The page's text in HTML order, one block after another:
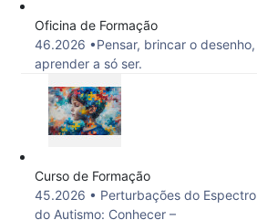
Oficina de Formação
46.2026 •Pensar, brincar o desenho,
aprender a só ser.
Curso de Formação
45.2026 • Perturbações do Espectro
do Autismo: Conhecer –